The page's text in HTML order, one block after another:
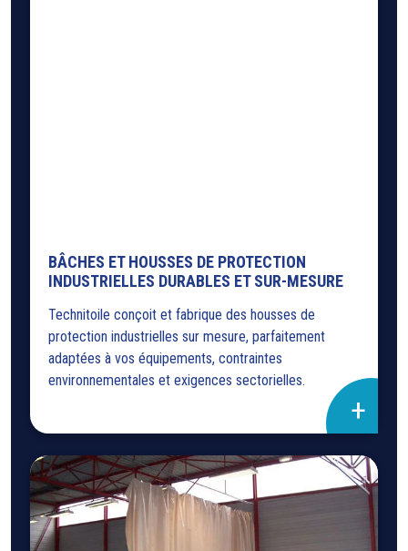
BÂCHES ET HOUSSES DE PROTECTION
INDUSTRIELLES DURABLES ET SUR-MESURE
Technitoile conçoit et fabrique des housses de
protection industrielles sur mesure, parfaitement
adaptées à vos équipements, contraintes
environnementales et exigences sectorielles.
+